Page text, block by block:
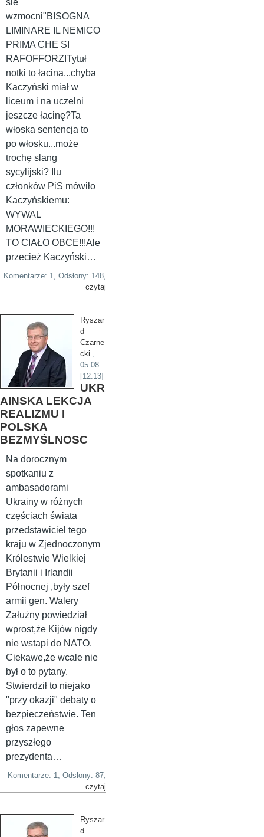
sie
wzmocni"BISOGNA
LIMINARE IL NEMICO
PRIMA CHE SI
RAFOFFORZITytuł
notki to łacina...chyba
Kaczyński miał w
liceum i na uczelni
jeszcze łacinę?Ta
włoska sentencja to
po włosku...może
trochę slang
sycylijski? Ilu
członków PiS mówiło
Kaczyńskiemu:
WYWAL
MORAWIECKIEGO!!!
TO CIAŁO OBCE!!!Ale
przecież Kaczyński…
Komentarze: 1, Odsłony: 148,
czytaj
Ryszar
d
Czarne
cki ,
05.08
[12:13]
UKR
AINSKA LEKCJA
REALIZMU I
POLSKA
BEZMYŚLNOSC
Na dorocznym
spotkaniu z
ambasadorami
Ukrainy w różnych
częściach świata
przedstawiciel tego
kraju w Zjednoczonym
Królestwie Wielkiej
Brytanii i Irlandii
Północnej ,były szef
armii gen. Walery
Załużny powiedział
wprost,że Kijów nigdy
nie wstapi do NATO.
Ciekawe,że wcale nie
był o to pytany.
Stwierdził to niejako
"przy okazji" debaty o
bezpieczeństwie. Ten
głos zapewne
przyszłego
prezydenta…
Komentarze: 1, Odsłony: 87,
czytaj
Ryszar
d